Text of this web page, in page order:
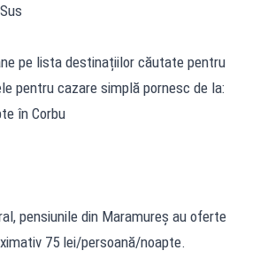
pe lista destinațiilor căutate pentru
pentru cazare simplă pornesc de la:
în Corbu
pensiunile din Maramureș au oferte
75 lei/persoană/noapte.